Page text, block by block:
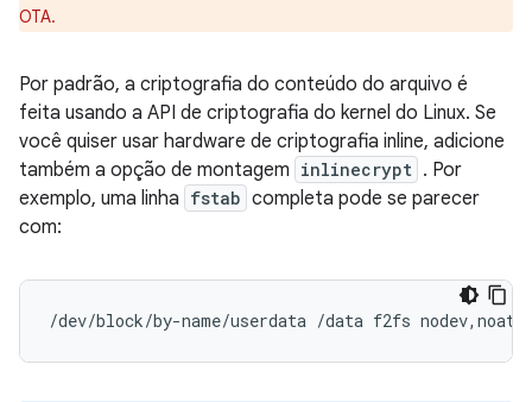
OTA.
Por padrão, a criptografia do conteúdo do arquivo é
feita usando a API de criptografia do kernel do Linux. Se
você quiser usar hardware de criptografia inline, adicione
também a opção de montagem inlinecrypt . Por
exemplo, uma linha fstab completa pode se parecer
com:
/dev/block/by-name/userdata /data f2fs